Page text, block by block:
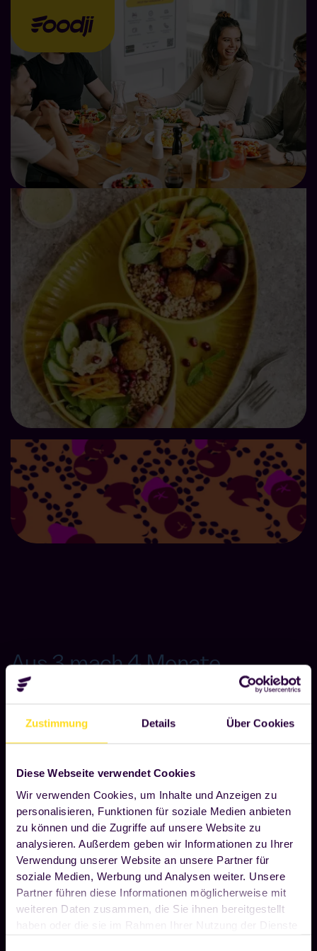
Zustimmung Details Über Cookies
Diese Webseite verwendet Cookies
Wir verwenden Cookies, um Inhalte und Anzeigen zu
personalisieren, Funktionen für soziale Medien anbieten
zu können und die Zugriffe auf unsere Website zu
analysieren. Außerdem geben wir Informationen zu Ihrer
Verwendung unserer Website an unsere Partner für
soziale Medien, Werbung und Analysen weiter. Unsere
Partner führen diese Informationen möglicherweise mit
weiteren Daten zusammen, die Sie ihnen bereitgestellt
haben oder die sie im Rahmen Ihrer Nutzung der Dienste
Aus 3 mach 4 Monate
Testphase.
Sichere dir jetzt
Nur im Mai: Einen Monat zusätzliche Testphase
Die flexible Mitarbeiterverpflegung
die Uhr
Full-Service-Kantine auf 1m2
Ohne Risiko in 5 Steps zu
deinem Foodji.